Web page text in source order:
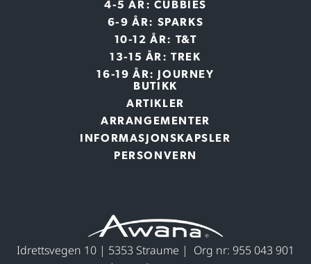
4-5 ÅR: CUBBIES
6-9 ÅR: SPARKS
10-12 ÅR: T&T
13-15 ÅR: TREK
16-19 ÅR: JOURNEY
BUTIKK
ARTIKLER
ARRANGEMENTER
INFORMASJONSKAPSLER
PERSONVERN
Idrettsvegen 10 | 5353 Straume | Org nr: 955 043 901